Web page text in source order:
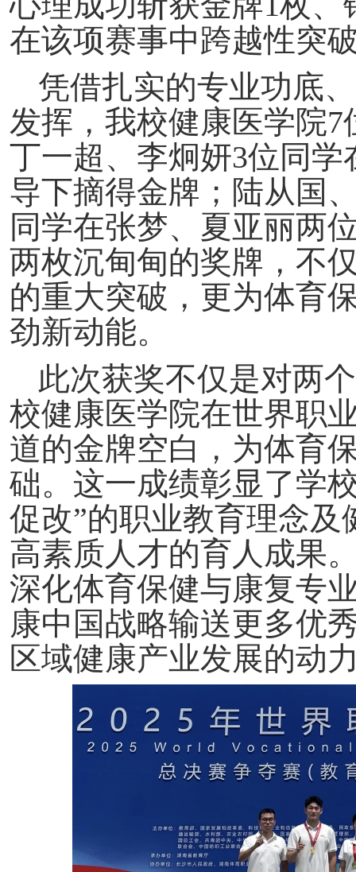
在该项赛事中跨越性突
凭借扎实的专业功底
发挥，我校健康医学院
丁一超、李炯妍3位同
导下摘得金牌；陆从国
同学在张梦、夏亚丽两
两枚沉甸甸的奖牌，不
的重大突破，更为体育
劲新动能。
此次获奖不仅是对两
校健康医学院在世界职
道的金牌空白，为体育
础。这一成绩彰显了学
促改”的职业教育理念
高素质人才的育人成果
深化体育保健与康复专
康中国战略输送更多优
区域健康产业发展的动